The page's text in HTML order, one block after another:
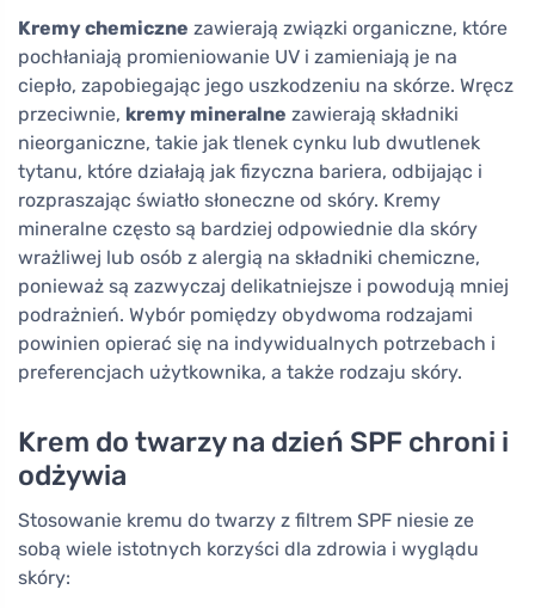
Kremy chemiczne zawierają związki organiczne, które
pochłaniają promieniowanie UV i zamieniają je na
ciepło, zapobiegając jego uszkodzeniu na skórze. Wręcz
przeciwnie, kremy mineralne zawierają składniki
nieorganiczne, takie jak tlenek cynku lub dwutlenek
tytanu, które działają jak fizyczna bariera, odbijając i
rozpraszając światło słoneczne od skóry. Kremy
mineralne często są bardziej odpowiednie dla skóry
wrażliwej lub osób z alergią na składniki chemiczne,
ponieważ są zazwyczaj delikatniejsze i powodują mniej
podrażnień. Wybór pomiędzy obydwoma rodzajami
powinien opierać się na indywidualnych potrzebach i
preferencjach użytkownika, a także rodzaju skóry.
Krem do twarzy na dzień SPF chroni i
odżywia
Stosowanie kremu do twarzy z filtrem SPF niesie ze
sobą wiele istotnych korzyści dla zdrowia i wyglądu
skóry: